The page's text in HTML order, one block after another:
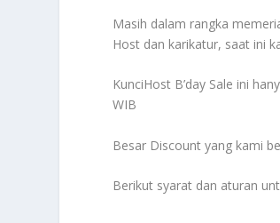
Masih dalam rangka
Host dan karikatur, saat ini
KunciHost B’day Sale ini
WIB
Besar Discount yang kami
Berikut syarat dan aturan